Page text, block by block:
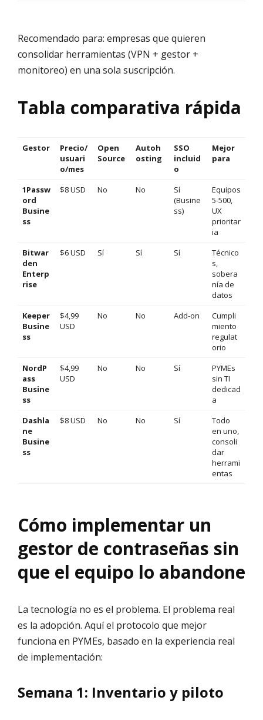
Recomendado para: empresas que quieren
consolidar herramientas (VPN + gestor +
monitoreo) en una sola suscripción.
Tabla comparativa rápida
Gestor
Precio/
usuari
o/mes
Open
Source
Autoh
osting
SSO
incluid
o
Mejor
para
1Passw
ord
Busine
ss
$8 USD No No
Sí
(Busine
ss)
Equipos
5-500,
UX
prioritar
ia
Bitwar
den
Enterp
rise
$6 USD Sí Sí Sí
Técnico
s,
sobera
nía de
datos
Keeper
Busine
ss
$4,99
USD
No No Add-on
Cumpli
miento
regulat
orio
NordP
ass
Busine
ss
$4,99
USD
No No Sí
PYMEs
sin TI
dedicad
a
Dashla
ne
Busine
ss
$8 USD No No Sí
Todo
en uno,
consoli
dar
herrami
entas
Cómo implementar un
gestor de contraseñas sin
que el equipo lo abandone
La tecnología no es el problema. El problema real
es la adopción. Aquí el protocolo que mejor
funciona en PYMEs, basado en la experiencia real
de implementación:
Semana 1: Inventario y piloto